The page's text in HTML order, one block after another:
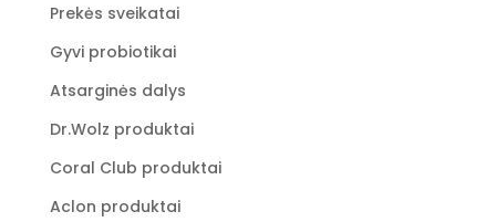
Prekės sveikatai
Gyvi probiotikai
Atsarginės dalys
Dr.Wolz produktai
Coral Club produktai
Aclon produktai